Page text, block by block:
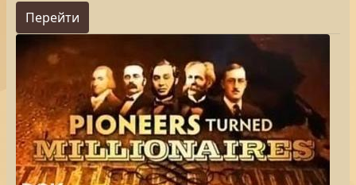
Перейти